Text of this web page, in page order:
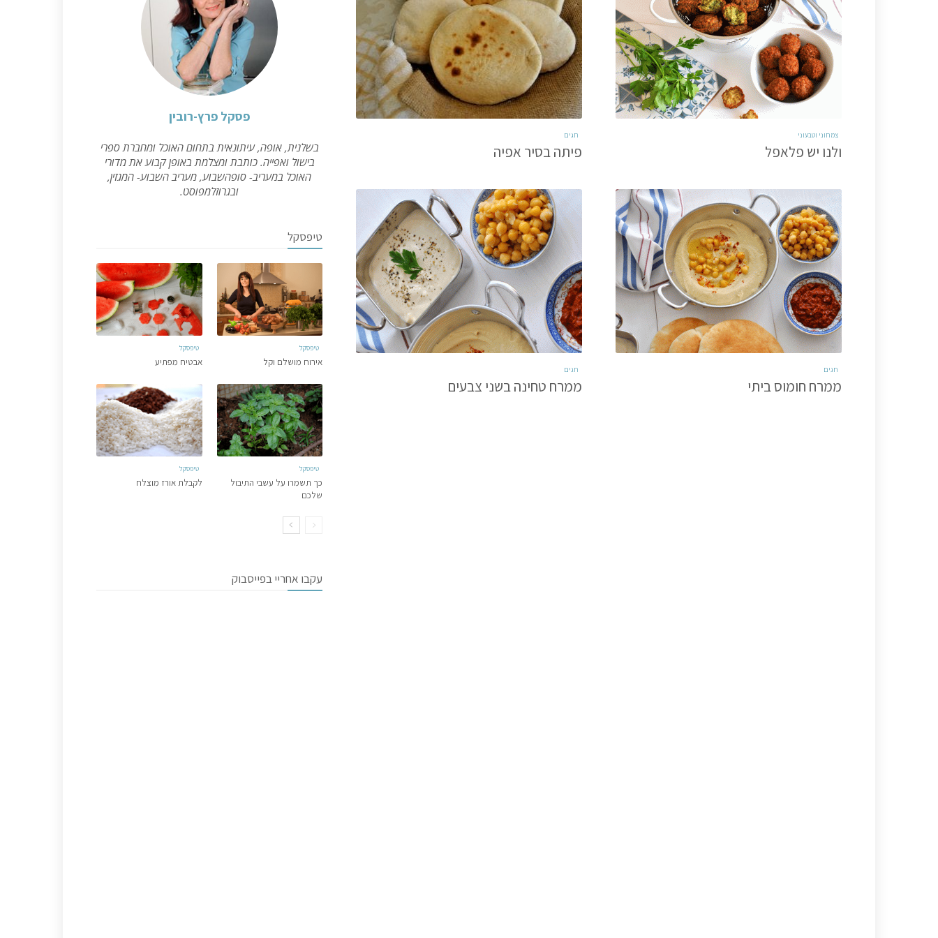
צמחוני וטבעוני
ולנו יש פלאפל
חגים
פיתה בסיר אפיה
חגים
ממרח חומוס ביתי
חגים
ממרח טחינה בשני צבעים
פסקל פרץ-רובין
בשלנית, אופה, עיתונאית בתחום האוכל ומחברת ספרי
בישול ואפייה. כותבת ומצלמת באופן קבוע את מדורי
האוכל במעריב- סופהשבוע, מעריב השבוע- המגזין,
ובגרוזלמפוסט.
טיפסקל
טיפסקל
אירוח מושלם וקל
טיפסקל
אבטיח מפתיע
טיפסקל
כך תשמרו על עשבי התיבול
שלכם
טיפסקל
לקבלת אורז מוצלח
עקבו אחריי בפייסבוק